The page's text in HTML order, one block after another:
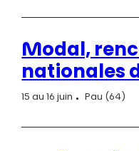
Modal,
nationales
15 au 16 juin Pau (64)